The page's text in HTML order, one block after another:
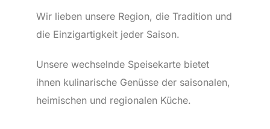
Wir lieben unsere Region, die Tradition und
die Einzigartigkeit jeder Saison.
Unsere wechselnde Speisekarte bietet
ihnen kulinarische Genüsse der saisonalen,
heimischen und regionalen Küche.